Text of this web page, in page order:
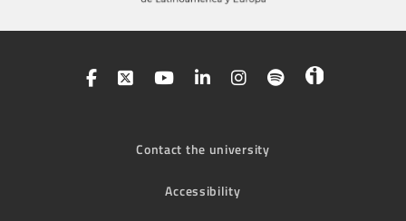
Contact the university
Accessibility